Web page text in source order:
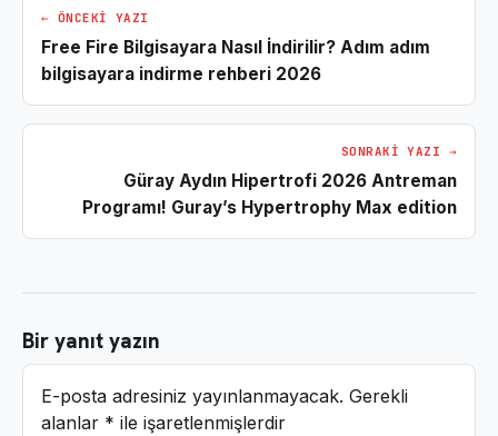
← ÖNCEKI YAZI
Free Fire Bilgisayara Nasıl İndirilir? Adım adım
bilgisayara indirme rehberi 2026
SONRAKI YAZI →
Güray Aydın Hipertrofi 2026 Antreman
Programı! Guray’s Hypertrophy Max edition
Bir yanıt yazın
E-posta adresiniz yayınlanmayacak. Gerekli
alanlar * ile işaretlenmişlerdir